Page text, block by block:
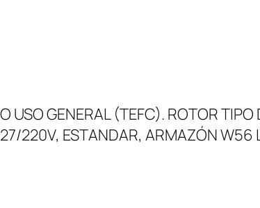
GENERAL (TEFC). ROTOR
220V, ESTANDAR, ARMAZÓN W56